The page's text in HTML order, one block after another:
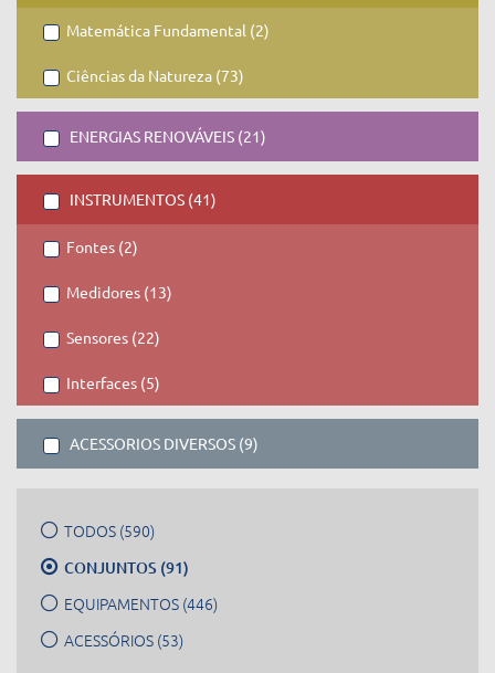
Matemática Fundamental (2)
Ciências da Natureza (73)
ENERGIAS RENOVÁVEIS (21)
INSTRUMENTOS (41)
Fontes (2)
Medidores (13)
Sensores (22)
Interfaces (5)
ACESSORIOS DIVERSOS (9)
TODOS (590)
CONJUNTOS (91)
EQUIPAMENTOS (446)
ACESSÓRIOS (53)